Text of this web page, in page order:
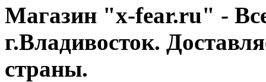
Магазин "x-fear.ru" -
г.Владивосток.
страны.